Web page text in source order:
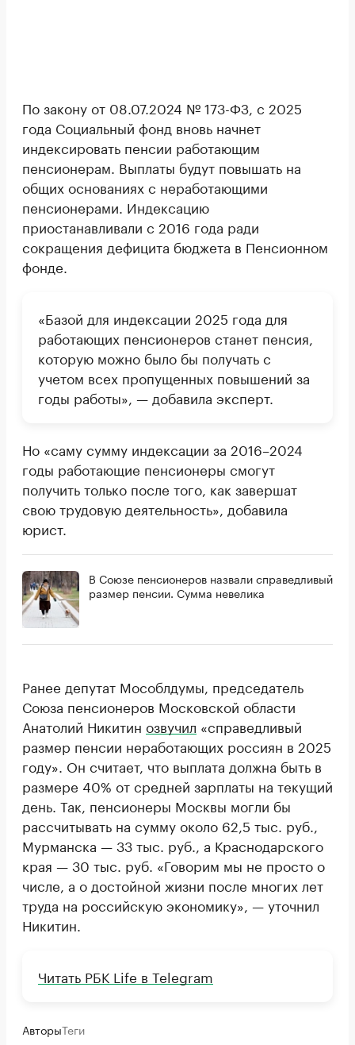
По закону от 08.07.2024 № 173-ФЗ, с 2025
года Социальный фонд вновь начнет
индексировать пенсии работающим
пенсионерам. Выплаты будут повышать на
общих основаниях с неработающими
пенсионерами. Индексацию
приостанавливали с 2016 года ради
сокращения дефицита бюджета в Пенсионном
фонде.
«Базой для индексации 2025 года для
работающих пенсионеров станет пенсия,
которую можно было бы получать с
учетом всех пропущенных повышений за
годы работы», — добавила эксперт.
Но «саму сумму индексации за 2016–2024
годы работающие пенсионеры смогут
получить только после того, как завершат
свою трудовую деятельность», добавила
юрист.
В Союзе пенсионеров назвали справедливый
размер пенсии. Сумма невелика
Ранее депутат Мособлдумы, председатель
Союза пенсионеров Московской области
Анатолий Никитин озвучил «справедливый
размер пенсии неработающих россиян в 2025
году». Он считает, что выплата должна быть в
размере 40% от средней зарплаты на текущий
день. Так, пенсионеры Москвы могли бы
рассчитывать на сумму около 62,5 тыс. руб.,
Мурманска — 33 тыс. руб., а Краснодарского
края — 30 тыс. руб. «Говорим мы не просто о
числе, а о достойной жизни после многих лет
труда на российскую экономику», — уточнил
Никитин.
Читать РБК Life в Telegram
АвторыТеги